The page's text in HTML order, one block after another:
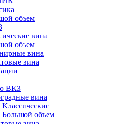
объем
вина
объем
вина
вина
ВКЗ
вина
Классические
Большой объем